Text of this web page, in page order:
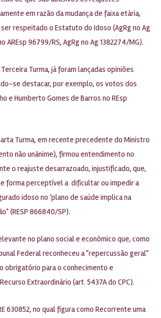
em razão da mudança de faixa etária,
respeitado o Estatuto do Idoso (AgRg no Ag
AREsp 96799/RS, AgRg no Ag 1382274/MG).
Turma, já foram lançadas opiniões
se destacar, por exemplo, os votos dos
e Humberto Gomes de Barros no REsp
Turma, em recente precedente do Ministro
não unânime), firmou entendimento no
o reajuste desarrazoado, injustificado, que,
forma perceptível a dificultar ou impedir a
idoso no ‘plano de saúde implica na
(RESP 866840/SP).
no plano social e econômico que, como
Federal reconheceu a "repercussão geral"
obrigatório para o conhecimento e
Extraordinário (art. 5437A do CPC).
630852, no qual figura como Recorrente uma